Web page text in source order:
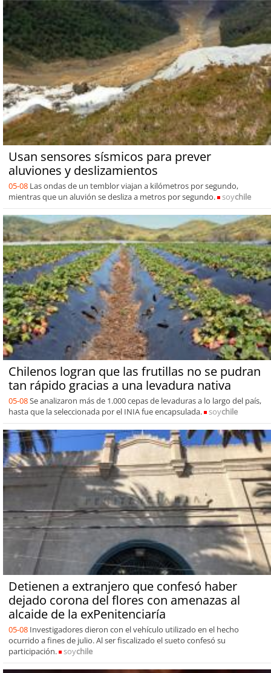
Usan sensores sísmicos para prever
aluviones y deslizamientos
05-08 Las ondas de un temblor viajan a kilómetros por segundo,
mientras que un aluvión se desliza a metros por segundo.
soychile
Chilenos logran que las frutillas no se pudran
tan rápido gracias a una levadura nativa
05-08Se analizaron más de 1.000 cepas de levaduras a lo largo del país,
hasta que la seleccionada por el INIA fue encapsulada.
soychile
Detienen a extranjero que confesó haber
dejado corona del flores con amenazas al
alcaide de la exPenitenciaría
05-08 Investigadores dieron con el vehículo utilizado en el hecho
ocurrido a fines de julio. Al ser fiscalizado el sueto confesó su
participación.
soychile